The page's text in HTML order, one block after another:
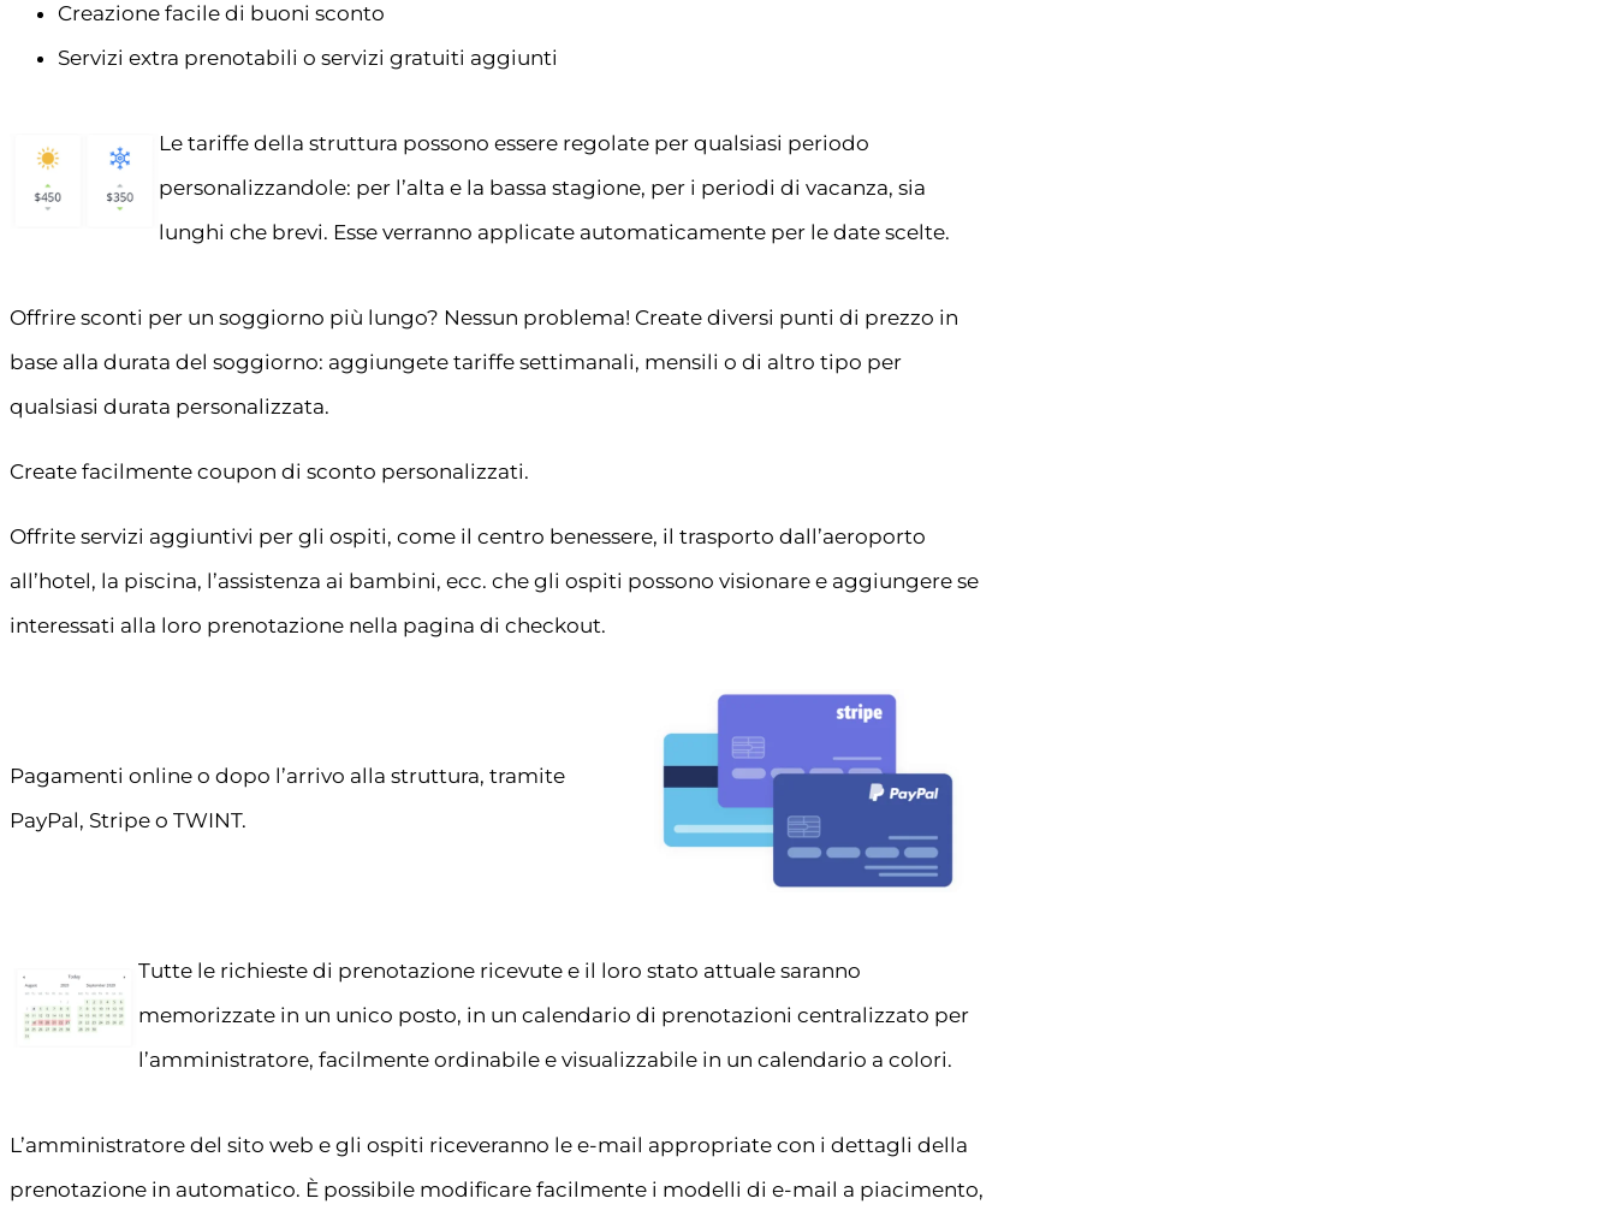
Creazione facile di buoni sconto
Servizi extra prenotabili o servizi gratuiti aggiunti
Le tariffe della struttura possono essere regolate per qualsiasi periodo
personalizzandole: per l’alta e la bassa stagione, per i periodi di vacanza, sia
lunghi che brevi. Esse verranno applicate automaticamente per le date scelte.
Offrire sconti per un soggiorno più lungo? Nessun problema! Create diversi punti di prezzo in
base alla durata del soggiorno: aggiungete tariffe settimanali, mensili o di altro tipo per
qualsiasi durata personalizzata.
Create facilmente coupon di sconto personalizzati.
Offrite servizi aggiuntivi per gli ospiti, come il centro benessere, il trasporto dall’aeroporto
all’hotel, la piscina, l’assistenza ai bambini, ecc. che gli ospiti possono visionare e aggiungere se
interessati alla loro prenotazione nella pagina di checkout.
Pagamenti online o dopo l’arrivo alla struttura, tramite
PayPal, Stripe o TWINT.
Tutte le richieste di prenotazione ricevute e il loro stato attuale saranno
memorizzate in un unico posto, in un calendario di prenotazioni centralizzato per
l’amministratore, facilmente ordinabile e visualizzabile in un calendario a colori.
L’amministratore del sito web e gli ospiti riceveranno le e-mail appropriate con i dettagli della
prenotazione in automatico. È possibile modificare facilmente i modelli di e-mail a piacimento,